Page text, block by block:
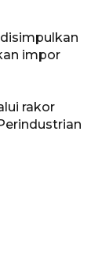
impor
rakor